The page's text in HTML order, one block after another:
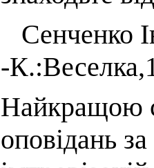
Сенченко
-
Найкращою
оповідань